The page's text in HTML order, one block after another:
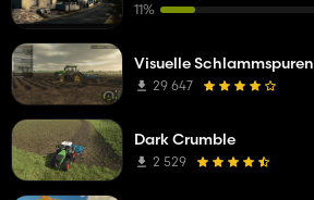
11%
Visuelle Schlammspuren
29 647
Dark Crumble
2 529